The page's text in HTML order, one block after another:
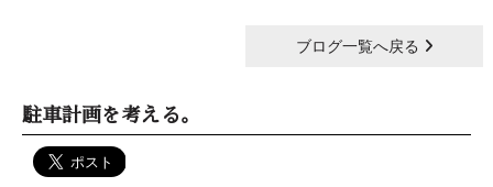
ブログ一覧へ戻る
駐車計画を考える。